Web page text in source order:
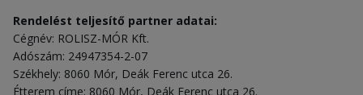
Rendelést teljesítő partner adatai:
Cégnév: ROLISZ-MÓR Kft.
Adószám: 24947354-2-07
Székhely: 8060 Mór, Deák Ferenc utca 26.
Étterem címe: 8060 Mór, Deák Ferenc utca 26.